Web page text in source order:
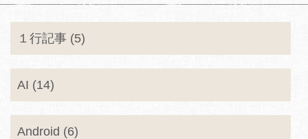
１行記事 (5)
AI (14)
Android (6)